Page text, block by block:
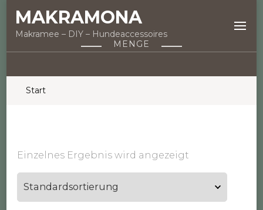
MAKRAMONA
Makramee – DIY – Hundeaccessoires
MENGE
Start
Einzelnes Ergebnis wird angezeigt